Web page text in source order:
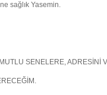
sağlık Yasemin.
SENELERE, ADRESİNİ